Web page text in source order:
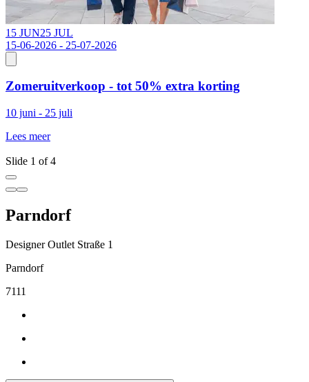
15 JUN25 JUL
15-06-2026 - 25-07-2026
Zomeruitverkoop - tot 50% extra korting
10 juni - 25 juli
Lees meer
Slide 1 of 4
Parndorf
Designer Outlet Straße 1
Parndorf
7111